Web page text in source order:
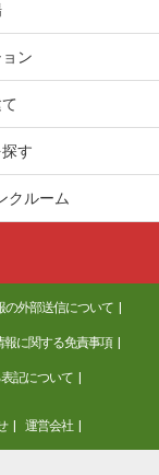
ン
す
クルーム
の外部送信について
報に関する免責事項
記について
運営会社